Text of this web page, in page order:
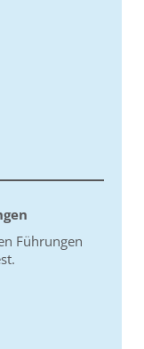
Führungen